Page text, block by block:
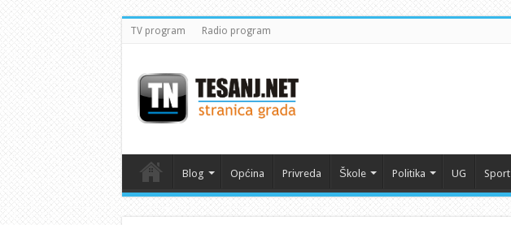
TV program Radio program
Blog Općina Privreda Škole Politika UG Sport